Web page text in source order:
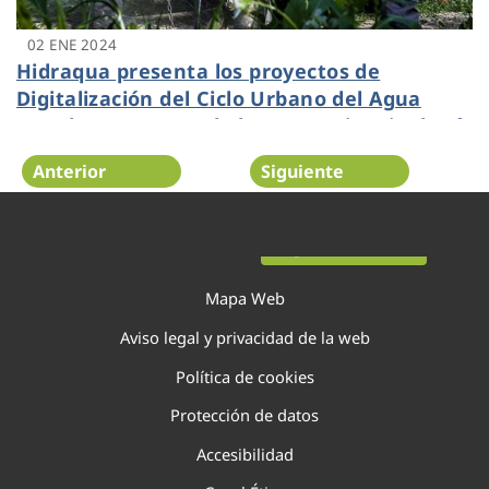
02 ENE 2024
Hidraqua presenta los proyectos de
Digitalización del Ciclo Urbano del Agua
para las comarcas de la Vega Baja, Vinalopó
y L’Alacantí
Anterior Siguiente
Mapa Web
Aviso legal y privacidad de la web
Política de cookies
Protección de datos
Accesibilidad